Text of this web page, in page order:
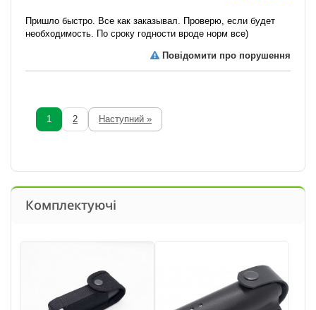
Пришло быстро. Все как заказывал. Проверю, если будет
необходимость. По сроку годности вроде норм все)
Повідомити про порушення
1 2 Наступний »
Комплектуючі